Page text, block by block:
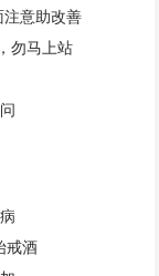
注意助改善
勿马上站
戒酒